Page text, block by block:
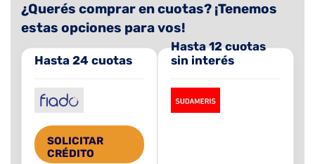
¿Querés comprar en cuotas? ¡Tenemos
estas opciones para vos!
Hasta 24 cuotas
SOLICITAR
CRÉDITO
Hasta 12 cuotas
sin interés